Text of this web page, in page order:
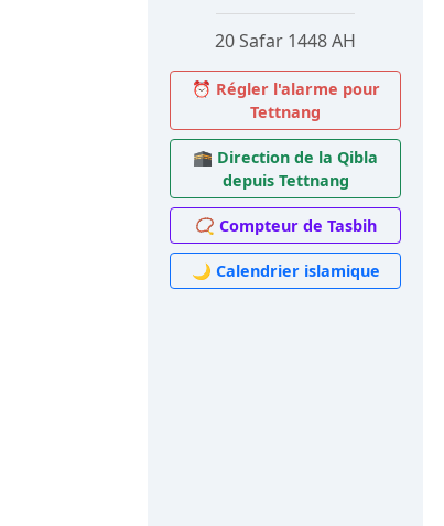
20 Safar 1448 AH
⏰ Régler l'alarme pour
Tettnang
🕋 Direction de la Qibla
depuis Tettnang
📿 Compteur de Tasbih
🌙 Calendrier islamique